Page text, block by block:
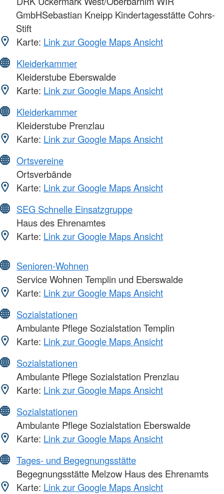
GmbHSebastian Kneipp Kindertagesstätte Cohrs-
Stift
Karte: Link zur Google Maps Ansicht
Kleiderkammer
Kleiderstube Eberswalde
Karte: Link zur Google Maps Ansicht
Kleiderkammer
Kleiderstube Prenzlau
Karte: Link zur Google Maps Ansicht
Ortsvereine
Ortsverbände
Karte: Link zur Google Maps Ansicht
SEG Schnelle Einsatzgruppe
Haus des Ehrenamtes
Karte: Link zur Google Maps Ansicht
Senioren-Wohnen
Service Wohnen Templin und Eberswalde
Karte: Link zur Google Maps Ansicht
Sozialstationen
Ambulante Pflege Sozialstation Templin
Karte: Link zur Google Maps Ansicht
Sozialstationen
Ambulante Pflege Sozialstation Prenzlau
Karte: Link zur Google Maps Ansicht
Sozialstationen
Ambulante Pflege Sozialstation Eberswalde
Karte: Link zur Google Maps Ansicht
Tages- und Begegnungsstätte
Begegnungsstätte Melzow Haus des Ehrenamts
Karte: Link zur Google Maps Ansicht